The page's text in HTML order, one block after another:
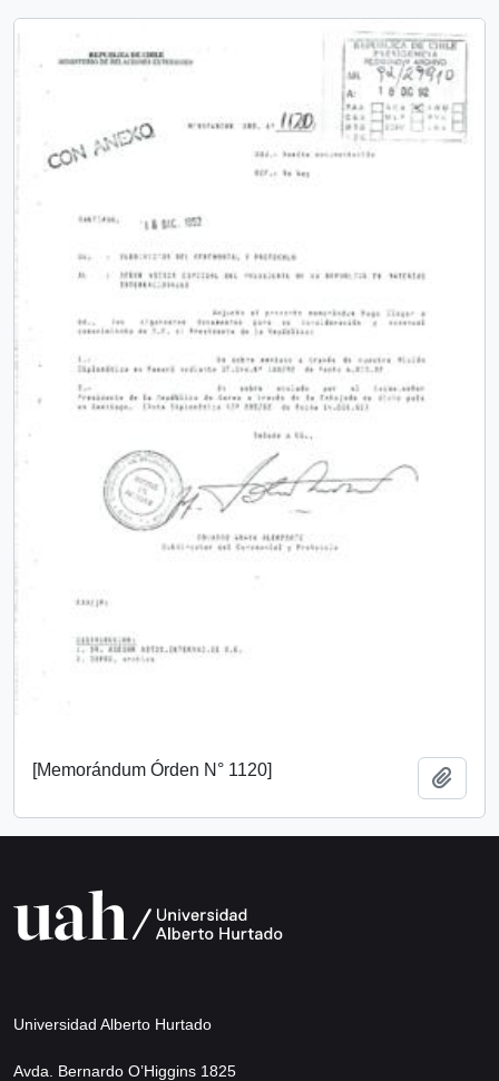
[Memorándum Órden N° 1120]
Universidad Alberto Hurtado
Avda. Bernardo O’Higgins 1825